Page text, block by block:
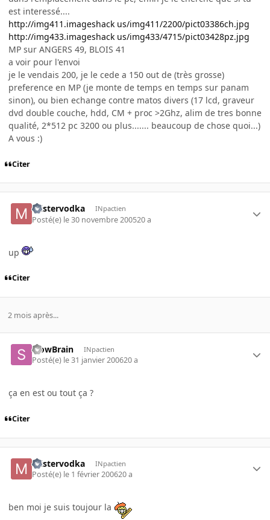
est interessé....
http://img411.imageshack us/img411/2200/pict03386ch.jpg
http://img433.imageshack us/img433/4715/pict03428pz.jpg
MP sur ANGERS 49, BLOIS 41
a voir pour l'envoi
je le vendais 200, je le cede a 150 out de (très grosse)
preference en MP (je monte de temps en temps sur panam
sinon), ou bien echange contre matos divers (17 lcd, graveur
dvd double couche, hdd, CM + proc >2Ghz, alim de tres bonne
qualité, 2*512 pc 3200 ou plus....... beaucoup de chose quoi...)
A vous :)
Citer
mistervodka INpactien
Posté(e) le 30 novembre 200520 a
up
Citer
2 mois après...
SlowBrain INpactien
Posté(e) le 31 janvier 200620 a
ça en est ou tout ça ?
Citer
mistervodka INpactien
Posté(e) le 1 février 200620 a
ben moi je suis toujour la